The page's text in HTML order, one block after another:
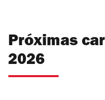
Próximas
2026